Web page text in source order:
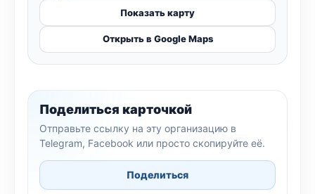
Показать карту
Открыть в Google Maps
Поделиться карточкой
Отправьте ссылку на эту организацию в
Telegram, Facebook или просто скопируйте её.
Поделиться